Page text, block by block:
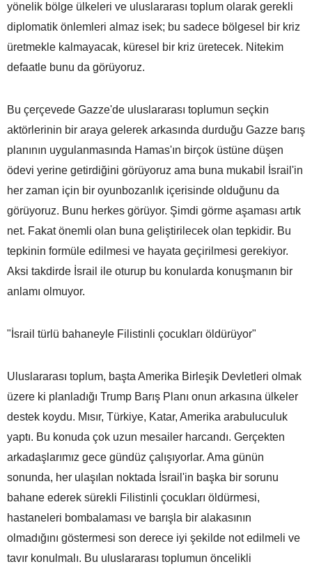
yönelik bölge ülkeleri ve uluslararası toplum olarak gerekli
diplomatik önlemleri almaz isek; bu sadece bölgesel bir kriz
üretmekle kalmayacak, küresel bir kriz üretecek. Nitekim
defaatle bunu da görüyoruz.
Bu çerçevede Gazze'de uluslararası toplumun seçkin
aktörlerinin bir araya gelerek arkasında durduğu Gazze barış
planının uygulanmasında Hamas'ın birçok üstüne düşen
ödevi yerine getirdiğini görüyoruz ama buna mukabil İsrail'in
her zaman için bir oyunbozanlık içerisinde olduğunu da
görüyoruz. Bunu herkes görüyor. Şimdi görme aşaması artık
net. Fakat önemli olan buna geliştirilecek olan tepkidir. Bu
tepkinin formüle edilmesi ve hayata geçirilmesi gerekiyor.
Aksi takdirde İsrail ile oturup bu konularda konuşmanın bir
anlamı olmuyor.
"İsrail türlü bahaneyle Filistinli çocukları öldürüyor"
Uluslararası toplum, başta Amerika Birleşik Devletleri olmak
üzere ki planladığı Trump Barış Planı onun arkasına ülkeler
destek koydu. Mısır, Türkiye, Katar, Amerika arabuluculuk
yaptı. Bu konuda çok uzun mesailer harcandı. Gerçekten
arkadaşlarımız gece gündüz çalışıyorlar. Ama günün
sonunda, her ulaşılan noktada İsrail'in başka bir sorunu
bahane ederek sürekli Filistinli çocukları öldürmesi,
hastaneleri bombalaması ve barışla bir alakasının
olmadığını göstermesi son derece iyi şekilde not edilmeli ve
tavır konulmalı. Bu uluslararası toplumun öncelikli